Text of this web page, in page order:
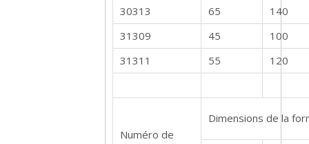
30313
65
140
31309
45
100
31311
55 120
Numéro de
Dimensions de la